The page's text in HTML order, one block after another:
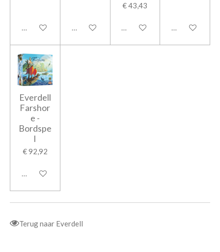
In winkelwagen In winkelwagen
€ 43,43
In winkelwagen In
Everdell
Farshor
e -
Bordspe
l
€ 92,92
In winkelwagen
Terug naar Everdell